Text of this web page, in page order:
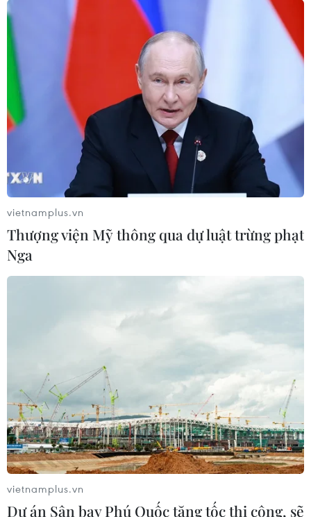
vietnamplus.vn
Thượng viện Mỹ thông qua dự luật trừng phạt
Nga
vietnamplus.vn
Dự án Sân bay Phú Quốc tăng tốc thi công, sẽ